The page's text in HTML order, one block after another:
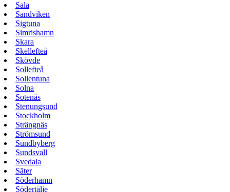
Sala
Sandviken
Sigtuna
Simrishamn
Skara
Skellefteå
Skövde
Sollefteå
Sollentuna
Solna
Sotenäs
Stenungsund
Stockholm
Strängnäs
Strömsund
Sundbyberg
Sundsvall
Svedala
Säter
Söderhamn
Södertälje